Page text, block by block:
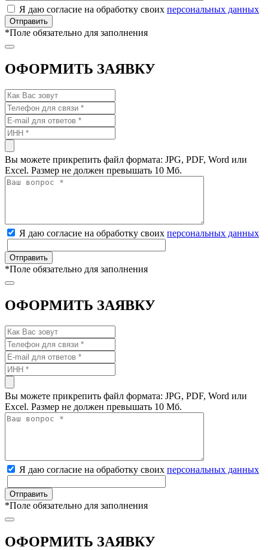
Я даю согласие на обработку своих персональных данных
*Поле обязательно для заполнения
ОФОРМИТЬ ЗАЯВКУ
Вы можете прикрепить файл формата: JPG, PDF, Word или
Excel. Размер не должен превышать 10 Мб.
Я даю согласие на обработку своих персональных данных
*Поле обязательно для заполнения
ОФОРМИТЬ ЗАЯВКУ
Вы можете прикрепить файл формата: JPG, PDF, Word или
Excel. Размер не должен превышать 10 Мб.
Я даю согласие на обработку своих персональных данных
*Поле обязательно для заполнения
ОФОРМИТЬ ЗАЯВКУ